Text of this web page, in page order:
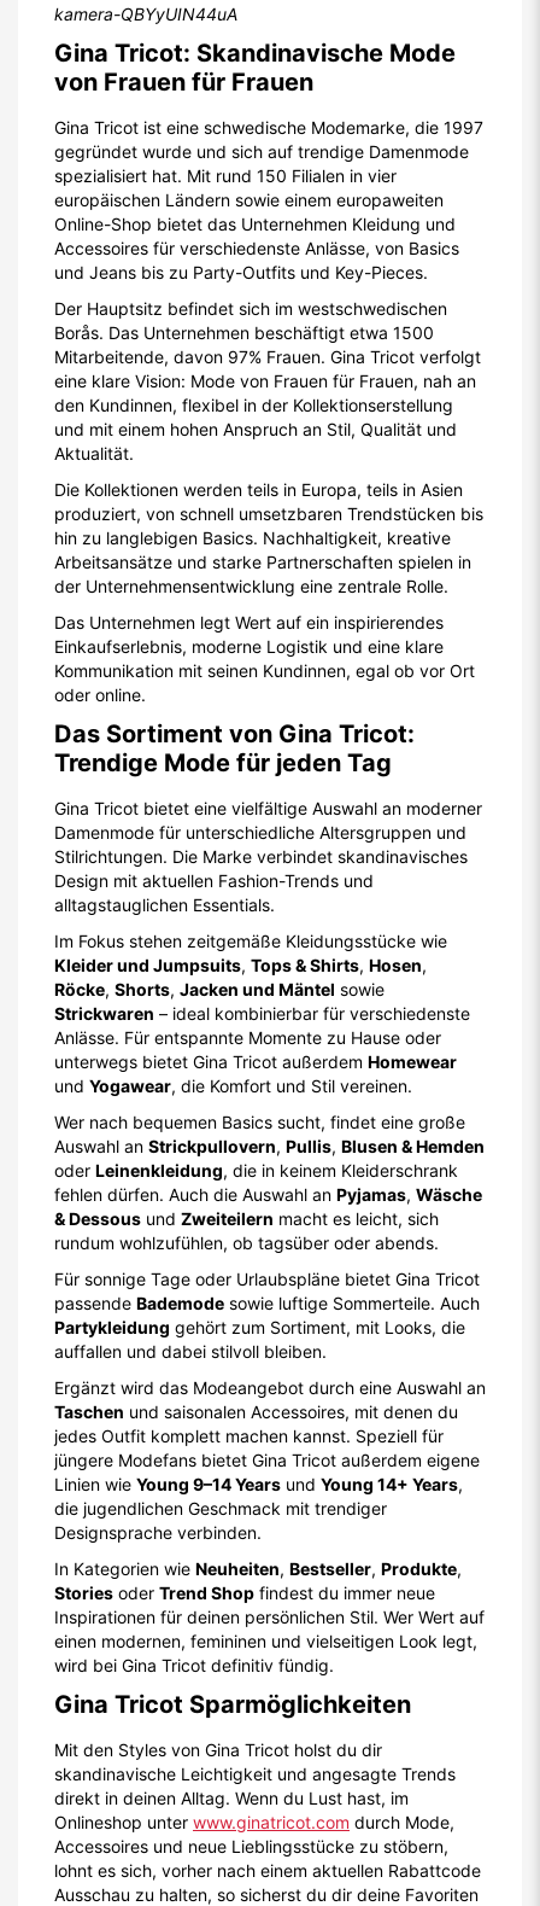
kamera-QBYyUIN44uA
Gina Tricot: Skandinavische Mode
von Frauen für Frauen
Gina Tricot ist eine schwedische Modemarke, die 1997
gegründet wurde und sich auf trendige Damenmode
spezialisiert hat. Mit rund 150 Filialen in vier
europäischen Ländern sowie einem europaweiten
Online-Shop bietet das Unternehmen Kleidung und
Accessoires für verschiedenste Anlässe, von Basics
und Jeans bis zu Party-Outfits und Key-Pieces.
Der Hauptsitz befindet sich im westschwedischen
Borås. Das Unternehmen beschäftigt etwa 1500
Mitarbeitende, davon 97% Frauen. Gina Tricot verfolgt
eine klare Vision: Mode von Frauen für Frauen, nah an
den Kundinnen, flexibel in der Kollektionserstellung
und mit einem hohen Anspruch an Stil, Qualität und
Aktualität.
Die Kollektionen werden teils in Europa, teils in Asien
produziert, von schnell umsetzbaren Trendstücken bis
hin zu langlebigen Basics. Nachhaltigkeit, kreative
Arbeitsansätze und starke Partnerschaften spielen in
der Unternehmensentwicklung eine zentrale Rolle.
Das Unternehmen legt Wert auf ein inspirierendes
Einkaufserlebnis, moderne Logistik und eine klare
Kommunikation mit seinen Kundinnen, egal ob vor Ort
oder online.
Das Sortiment von Gina Tricot:
Trendige Mode für jeden Tag
Gina Tricot bietet eine vielfältige Auswahl an moderner
Damenmode für unterschiedliche Altersgruppen und
Stilrichtungen. Die Marke verbindet skandinavisches
Design mit aktuellen Fashion-Trends und
alltagstauglichen Essentials.
Im Fokus stehen zeitgemäße Kleidungsstücke wie
Kleider und Jumpsuits, Tops & Shirts, Hosen,
Röcke, Shorts, Jacken und Mäntel sowie
Strickwaren – ideal kombinierbar für verschiedenste
Anlässe. Für entspannte Momente zu Hause oder
unterwegs bietet Gina Tricot außerdem Homewear
und Yogawear, die Komfort und Stil vereinen.
Wer nach bequemen Basics sucht, findet eine große
Auswahl an Strickpullovern, Pullis, Blusen & Hemden
oder Leinenkleidung, die in keinem Kleiderschrank
fehlen dürfen. Auch die Auswahl an Pyjamas, Wäsche
& Dessous und Zweiteilern macht es leicht, sich
rundum wohlzufühlen, ob tagsüber oder abends.
Für sonnige Tage oder Urlaubspläne bietet Gina Tricot
passende Bademode sowie luftige Sommerteile. Auch
Partykleidung gehört zum Sortiment, mit Looks, die
auffallen und dabei stilvoll bleiben.
Ergänzt wird das Modeangebot durch eine Auswahl an
Taschen und saisonalen Accessoires, mit denen du
jedes Outfit komplett machen kannst. Speziell für
jüngere Modefans bietet Gina Tricot außerdem eigene
Linien wie Young 9–14 Years und Young 14+ Years,
die jugendlichen Geschmack mit trendiger
Designsprache verbinden.
In Kategorien wie Neuheiten, Bestseller, Produkte,
Stories oder Trend Shop findest du immer neue
Inspirationen für deinen persönlichen Stil. Wer Wert auf
einen modernen, femininen und vielseitigen Look legt,
wird bei Gina Tricot definitiv fündig.
Gina Tricot Sparmöglichkeiten
Mit den Styles von Gina Tricot holst du dir
skandinavische Leichtigkeit und angesagte Trends
direkt in deinen Alltag. Wenn du Lust hast, im
Onlineshop unter www.ginatricot.com durch Mode,
Accessoires und neue Lieblingsstücke zu stöbern,
lohnt es sich, vorher nach einem aktuellen Rabattcode
Ausschau zu halten, so sicherst du dir deine Favoriten